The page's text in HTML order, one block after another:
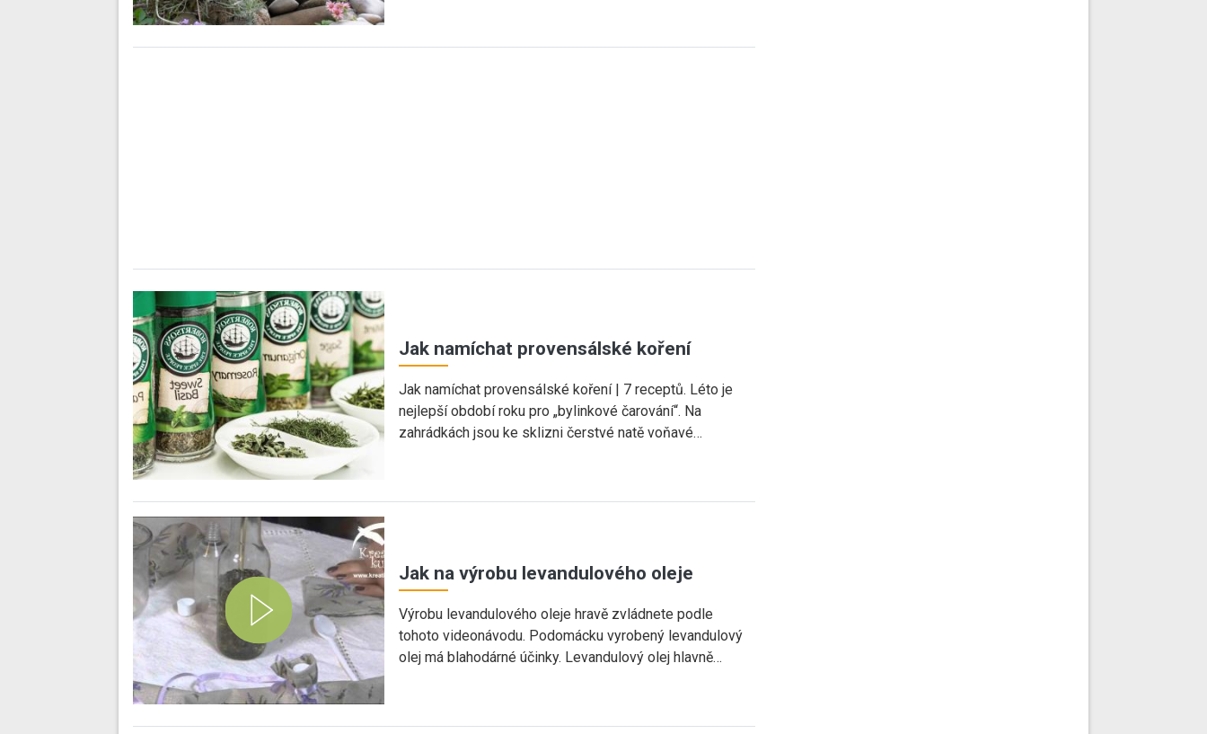
Jak namíchat provensálské koření
Jak namíchat provensálské koření | 7 receptů. Léto je
nejlepší období roku pro „bylinkové čarování“. Na
zahrádkách jsou ke sklizni čerstvé natě voňavé…
Jak na výrobu levandulového oleje
Výrobu levandulového oleje hravě zvládnete podle
tohoto videonávodu. Podomácku vyrobený levandulový
olej má blahodárné účinky. Levandulový olej hlavně…